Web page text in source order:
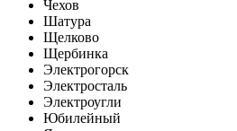
Чехов
Шатура
Щелково
Щербинка
Электрогорск
Электросталь
Электроугли
Юбилейный